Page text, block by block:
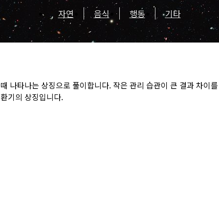
자연 음식 행동 기타
나타나는 상징으로 풀이합니다. 작은 관리 습관이 큰 결과 차이
기의 상징입니다.